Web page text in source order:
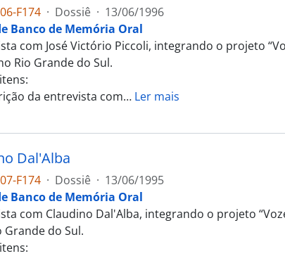
F174 · Dossiê · 13/06/1996
Banco de Memória Oral
com José Victório Piccoli, integrando o projeto
Rio Grande do Sul.
da entrevista com… Ler mais
Dal'Alba
F174 · Dossiê · 13/06/1995
Banco de Memória Oral
com Claudino Dal'Alba, integrando o projeto
do Sul.